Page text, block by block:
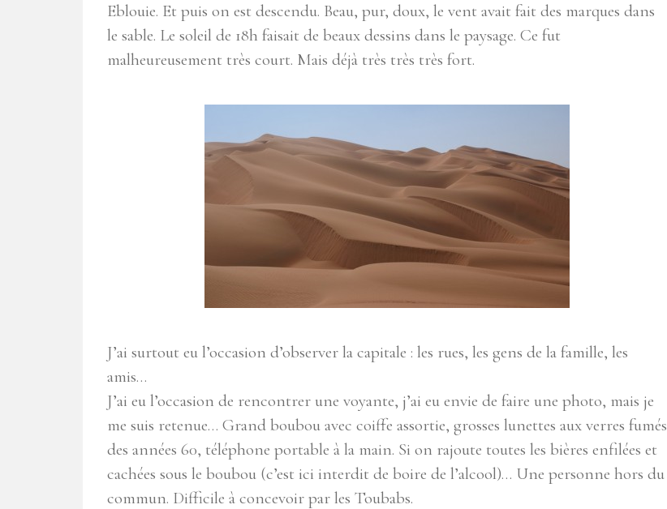
Eblouie. Et puis on est descendu. Beau, pur, doux, le vent avait fait des marques dans
le sable. Le soleil de 18h faisait de beaux dessins dans le paysage. Ce fut
malheureusement très court. Mais déjà très très très fort.
J’ai surtout eu l’occasion d’observer la capitale : les rues, les gens de la famille, les
amis…
J’ai eu l’occasion de rencontrer une voyante, j’ai eu envie de faire une photo, mais je
me suis retenue… Grand boubou avec coiffe assortie, grosses lunettes aux verres fumés
des années 60, téléphone portable à la main. Si on rajoute toutes les bières enfilées et
cachées sous le boubou (c’est ici interdit de boire de l’alcool)… Une personne hors du
commun. Difficile à concevoir par les Toubabs.